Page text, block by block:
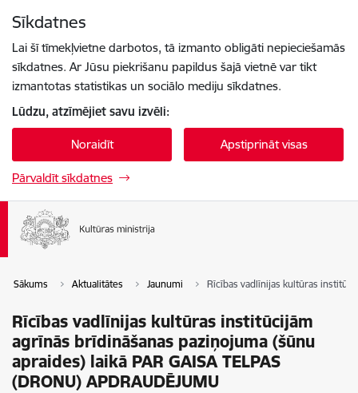
Sīkdatnes
Lai šī tīmekļvietne darbotos, tā izmanto obligāti nepieciešamās
sīkdatnes. Ar Jūsu piekrišanu papildus šajā vietnē var tikt
izmantotas statistikas un sociālo mediju sīkdatnes.
Lūdzu, atzīmējiet savu izvēli:
Noraidīt Apstiprināt visas
Pārvaldīt sīkdatnes
Sākums Aktualitātes Jaunumi Rīcības vadlīnijas kultūras
Rīcības vadlīnijas kultūras institūcijām
agrīnās brīdināšanas paziņojuma (šūnu
apraides) laikā PAR GAISA TELPAS
(DRONU) APDRAUDĒJUMU